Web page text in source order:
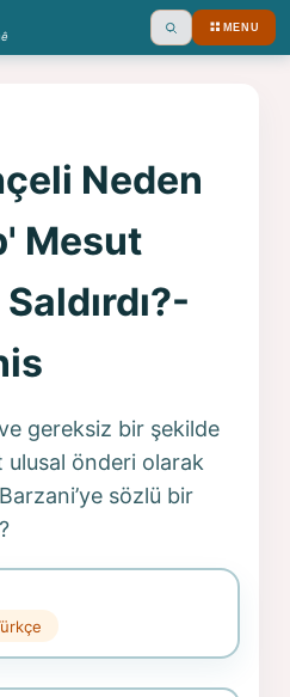
Ara MENU
Neden
Mesut
gereksiz bir şekilde
ulusal önderi olarak
sözlü bir